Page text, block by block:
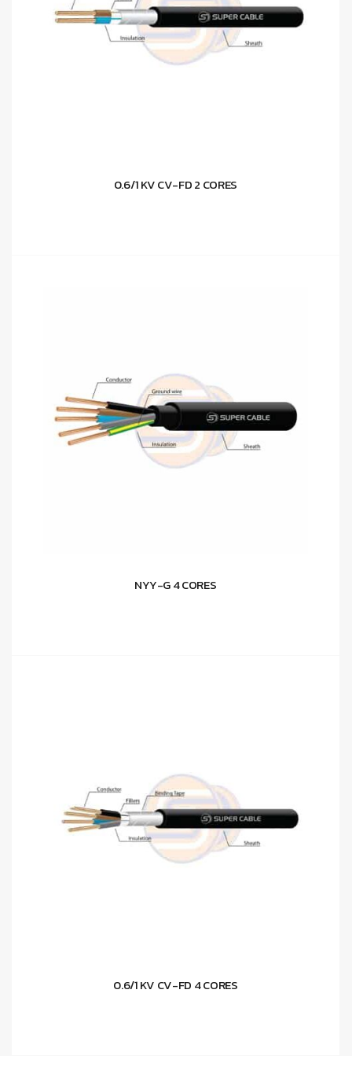
0.6/1 KV CV-FD 2 CORES
NYY-G 4 CORES
0.6/1 KV CV-FD 4 CORES